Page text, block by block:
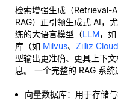
检索增强生成（Retrieval-
RAG）正引领生成式 AI，
练的大语言模型（LLM，
库（如 Milvus、 Zilliz Cloud
型输出更准确、更具上下
息。 一个完整的 RAG 系统
向量数据库：用于存储